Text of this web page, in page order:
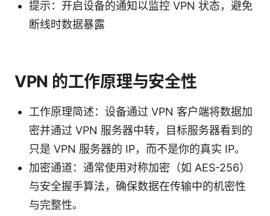
提示：开启设备的通知以监控 VPN 状态，避免
断线时数据暴露
VPN 的工作原理与安全性
工作原理简述：设备通过 VPN 客户端将数据加
密并通过 VPN 服务器中转，目标服务器看到的
只是 VPN 服务器的 IP，而不是你的真实 IP。
加密通道：通常使用对称加密（如 AES-256）
与安全握手算法，确保数据在传输中的机密性
与完整性。